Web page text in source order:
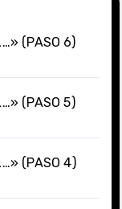
(PASO 6)
(PASO 5)
(PASO 4)